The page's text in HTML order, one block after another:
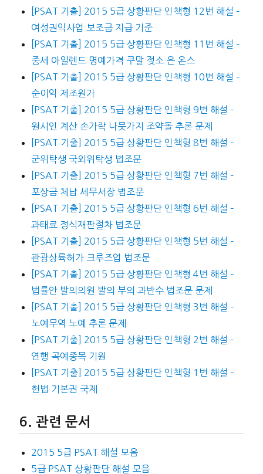
[PSAT 기출] 2015 5급 상황판단 인책형 12번 해설 –
여성권익사업 보조금 지급 기준
[PSAT 기출] 2015 5급 상황판단 인책형 11번 해설 –
중세 아일렌드 명예가격 쿠말 젖소 은 온스
[PSAT 기출] 2015 5급 상황판단 인책형 10번 해설 –
순이익 제조원가
[PSAT 기출] 2015 5급 상황판단 인책형 9번 해설 –
원시인 계산 손가락 나뭇가지 조약돌 추론 문제
[PSAT 기출] 2015 5급 상황판단 인책형 8번 해설 –
군위탁생 국외위탁생 법조문
[PSAT 기출] 2015 5급 상황판단 인책형 7번 해설 –
포상금 체납 세무서장 법조문
[PSAT 기출] 2015 5급 상황판단 인책형 6번 해설 –
과태료 정식재판절차 법조문
[PSAT 기출] 2015 5급 상황판단 인책형 5번 해설 –
관광상륙허가 크루즈업 법조문
[PSAT 기출] 2015 5급 상황판단 인책형 4번 해설 –
법률안 발의의원 발의 부의 과반수 법조문 문제
[PSAT 기출] 2015 5급 상황판단 인책형 3번 해설 –
노예무역 노예 추론 문제
[PSAT 기출] 2015 5급 상황판단 인책형 2번 해설 –
연행 곡예종목 기원
[PSAT 기출] 2015 5급 상황판단 인책형 1번 해설 –
헌법 기본권 국제
관련 문서
2015 5급 PSAT 해설 모음
5급 PSAT 상황판단 해설 모음